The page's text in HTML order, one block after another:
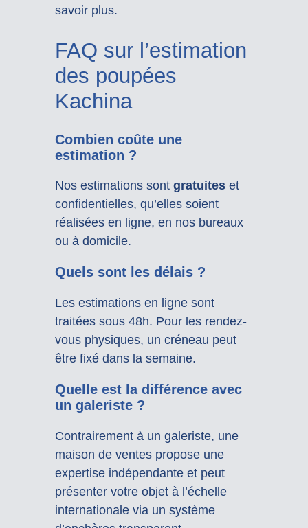
savoir plus.
FAQ sur l’estimation
des poupées
Kachina
Combien coûte une
estimation ?
Nos estimations sont gratuiteset
confidentielles, qu’elles soient
réalisées en ligne, en nos bureaux
ou à domicile.
Quels sont les délais ?
Les estimations en ligne sont
traitées sous 48h. Pour les rendez-
vous physiques, un créneau peut
être fixé dans la semaine.
Quelle est la différence avec
un galeriste ?
Contrairement à un galeriste, une
maison de ventes propose une
expertise indépendante et peut
présenter votre objet à l’échelle
internationale via un système